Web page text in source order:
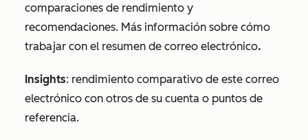
comparaciones de rendimiento y
recomendaciones. Más información sobre cómo
trabajar con el resumen de correo electrónico.
Insights: rendimiento comparativo de este correo
electrónico con otros de su cuenta o puntos de
referencia.